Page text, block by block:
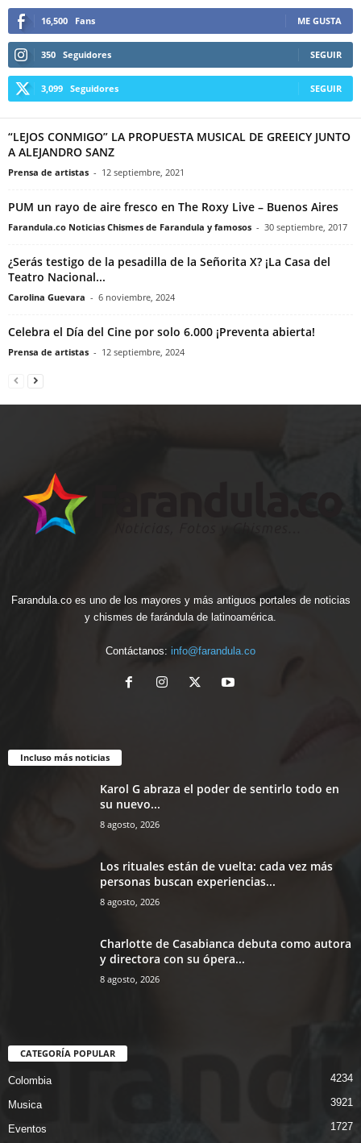
16,500 Fans ME GUSTA
350 Seguidores SEGUIR
3,099 Seguidores SEGUIR
“LEJOS CONMIGO” LA PROPUESTA MUSICAL DE GREEICY JUNTO
A ALEJANDRO SANZ
Prensa de artistas - 12 septiembre, 2021
PUM un rayo de aire fresco en The Roxy Live – Buenos Aires
Farandula.co Noticias Chismes de Farandula y famosos - 30 septiembre, 2017
¿Serás testigo de la pesadilla de la Señorita X? ¡La Casa del
Teatro Nacional...
Carolina Guevara - 6 noviembre, 2024
Celebra el Día del Cine por solo 6.000 ¡Preventa abierta!
Prensa de artistas - 12 septiembre, 2024
Farandula.co es uno de los mayores y más antiguos portales de noticias
y chismes de farándula de latinoamérica.
Contáctanos: info@farandula.co
Incluso más noticias
Karol G abraza el poder de sentirlo todo en
su nuevo...
8 agosto, 2026
Los rituales están de vuelta: cada vez más
personas buscan experiencias...
8 agosto, 2026
Charlotte de Casabianca debuta como autora
y directora con su ópera...
8 agosto, 2026
CATEGORÍA POPULAR
Colombia 4234
Musica 3921
Eventos 1727